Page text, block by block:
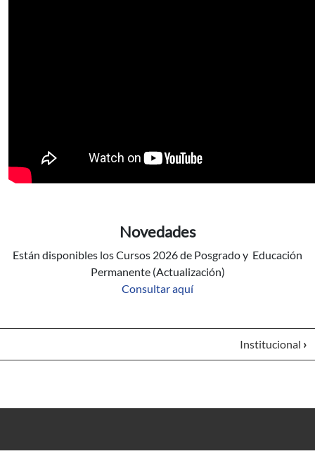
Novedades
Están disponibles los Cursos 2026 de Posgrado y Educación
Permanente (Actualización)
Consultar aquí
Institucional ›